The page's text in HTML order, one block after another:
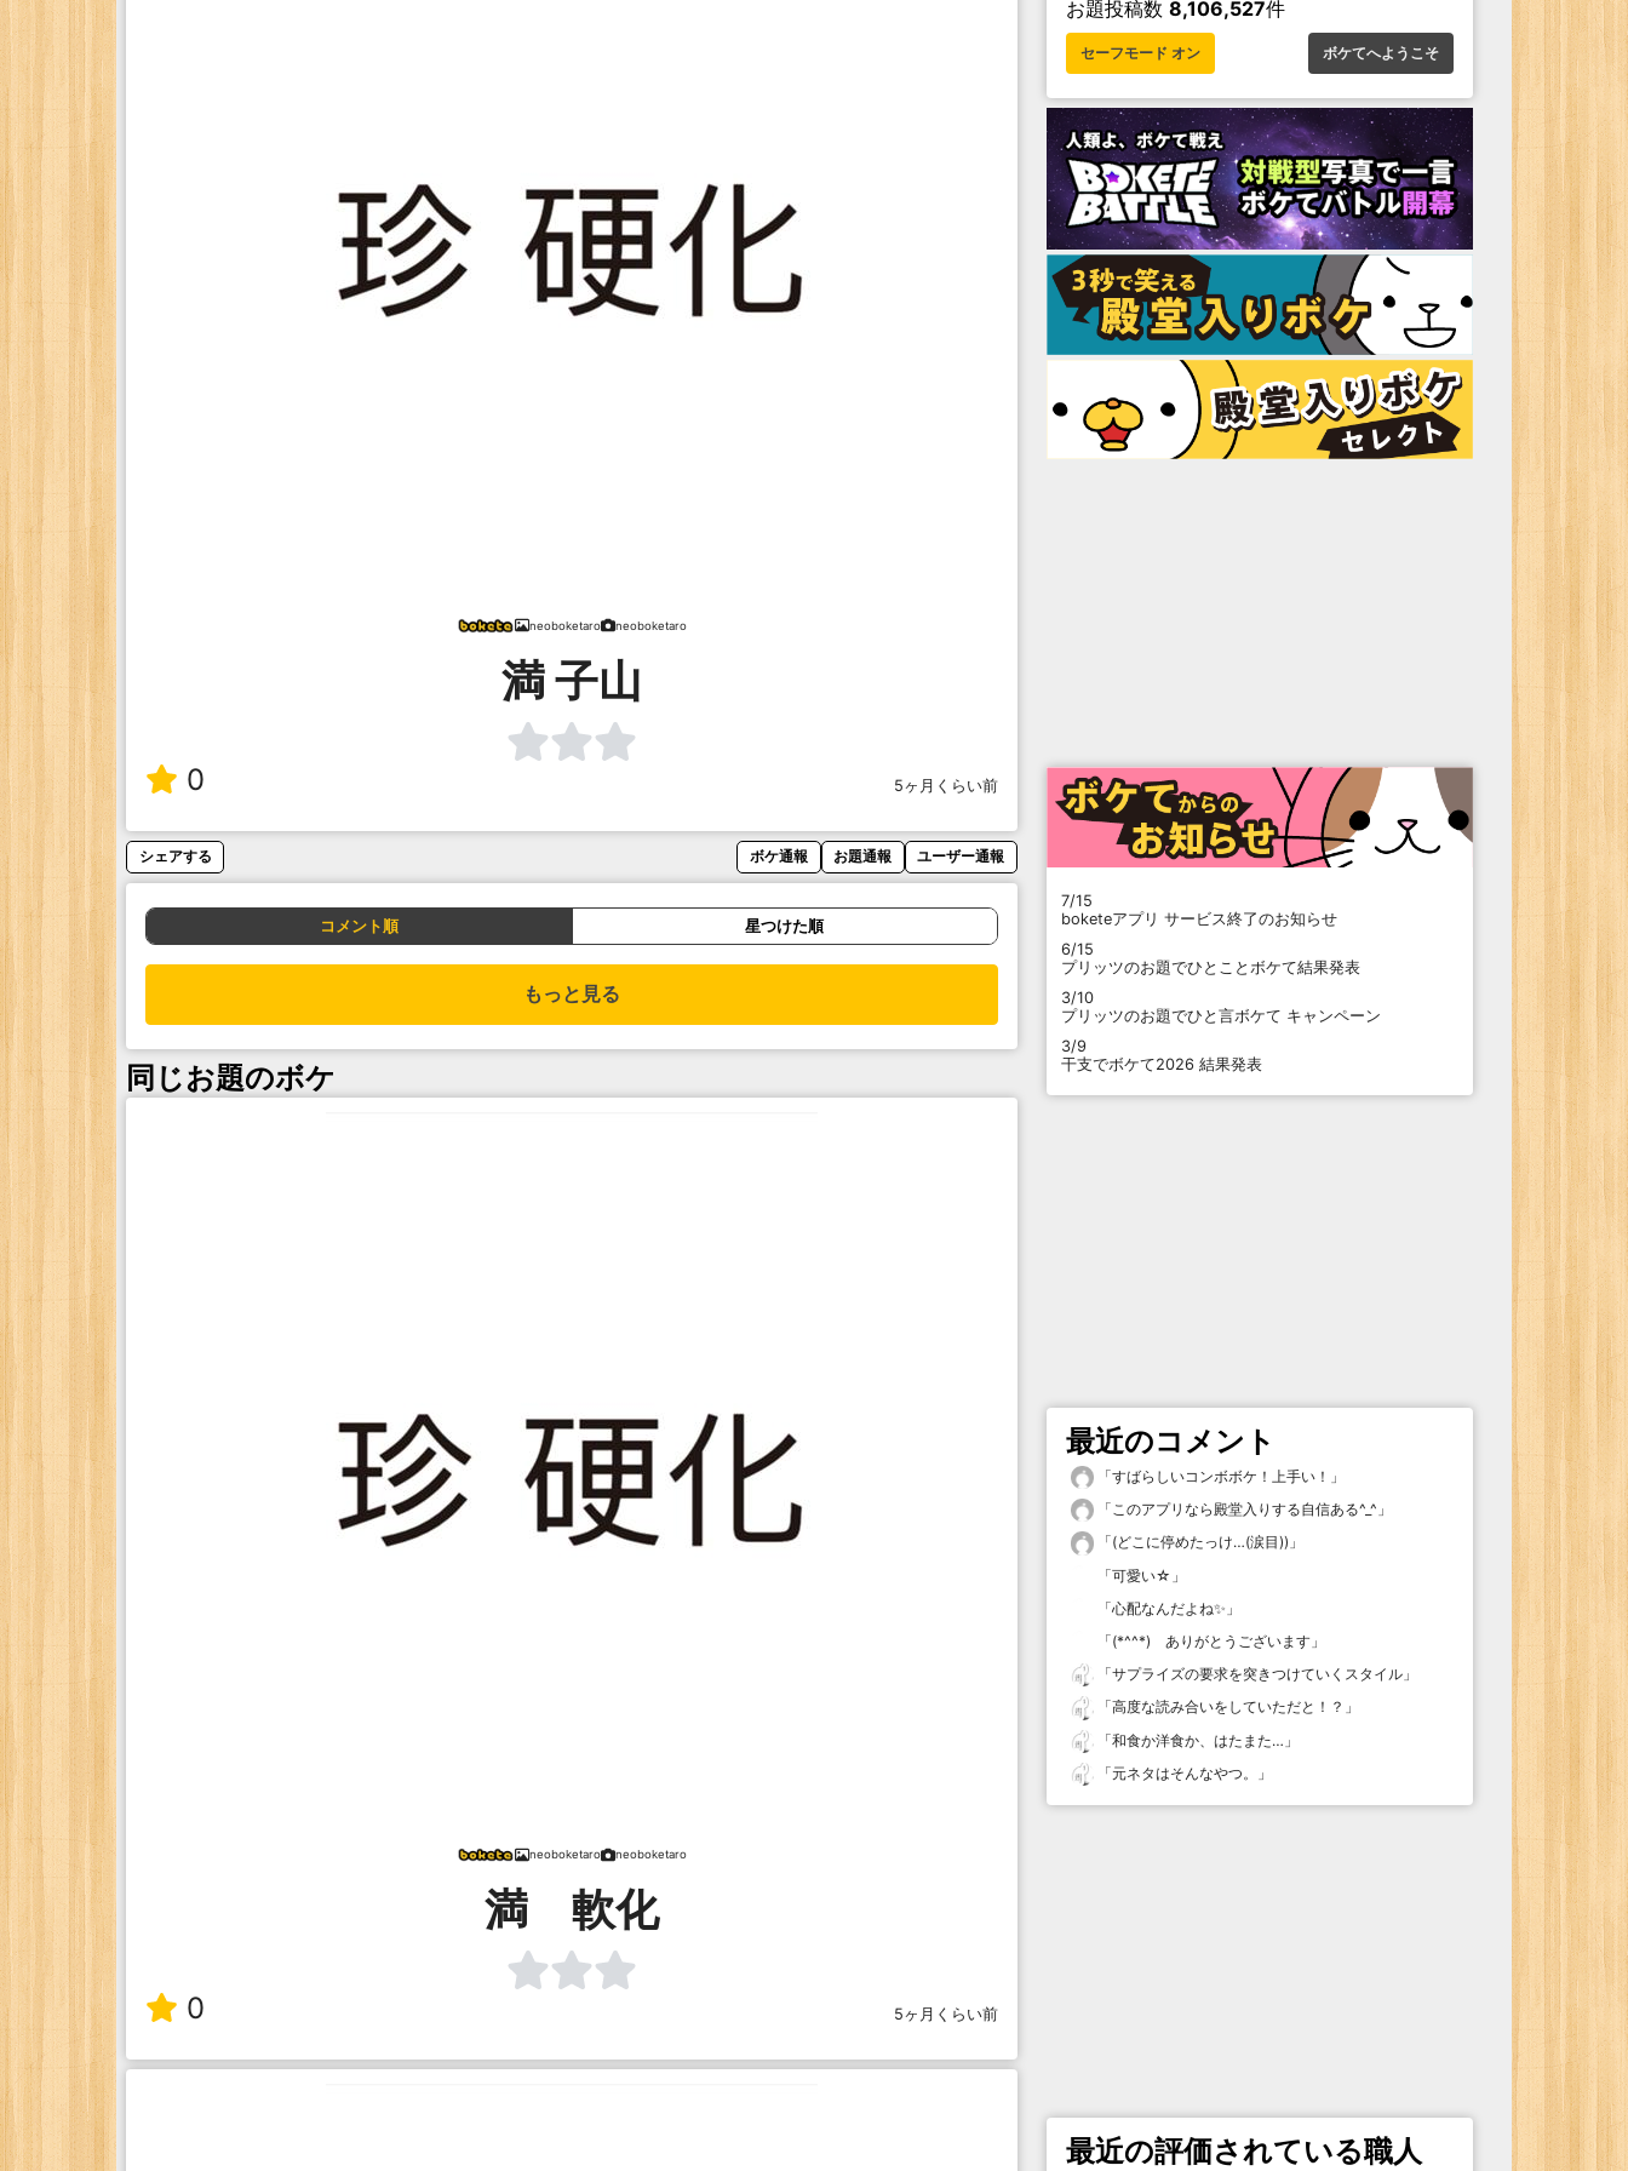
neoboketaro neoboketaro
満 子山
0 5ヶ月くらい前
シェアする ボケ通報 お題通報 ユーザー通報
コメント順 星つけた順
もっと見る
同じお題のボケ
neoboketaro neoboketaro
満 軟化
0 5ヶ月くらい前
お題投稿数 8,106,527件
セーフモード オン ボケてへようこそ
7/15
boketeアプリ サービス終了のお知らせ
6/15
プリッツのお題でひとことボケて結果発表
3/10
プリッツのお題でひと言ボケて キャンペーン
3/9
干支でボケて2026 結果発表
最近のコメント
「すばらしいコンボボケ！上手い！ 」
「このアプリなら殿堂入りする自信ある^_^ 」
「(どこに停めたっけ…(涙目)) 」
「可愛い☆ 」
「心配なんだよね✨ 」
「(*^^*) ありがとうございます 」
「サプライズの要求を突きつけていくスタイル 」
「高度な読み合いをしていただと！？ 」
「和食か洋食か、はたまた… 」
「元ネタはそんなやつ。 」
最近の評価されている職人